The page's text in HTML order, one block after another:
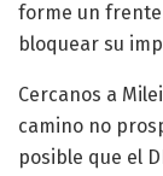
forme un
bloquear su
Cercanos a
camino no
posible que el